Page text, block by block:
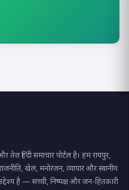
हिंदी समाचार पोर्टल है। हम रायपुर,
खेल, मनोरंजन, व्यापार और स्थानीय
है — सच्ची, निष्पक्ष और जन-हितकारी